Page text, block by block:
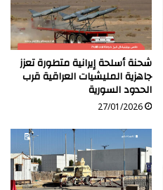
شحنة أسلحة إيرانية متطورة تعزز
جاهزية المليشيات العراقية قرب
الحدود السورية
27/01/2026